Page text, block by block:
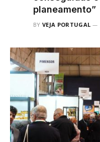
planeamento”
BY VEJA PORTUGAL